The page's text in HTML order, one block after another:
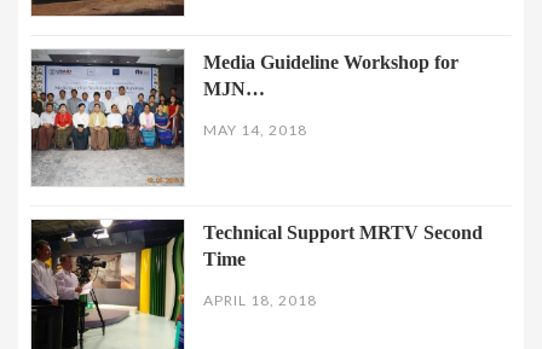
Media Guideline Workshop for
MJN…
MAY 14, 2018
Technical Support MRTV Second
Time
APRIL 18, 2018